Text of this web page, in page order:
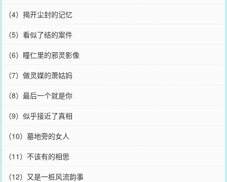
（4）揭开尘封的记忆
（5）看似了结的案件
（6）瞳仁里的邪灵影像
（7）做灵媒的萧姑妈
（8）最后一个就是你
（9）似乎接近了真相
（10）墓地旁的女人
（11）不该有的相思
（12）又是一桩风流韵事